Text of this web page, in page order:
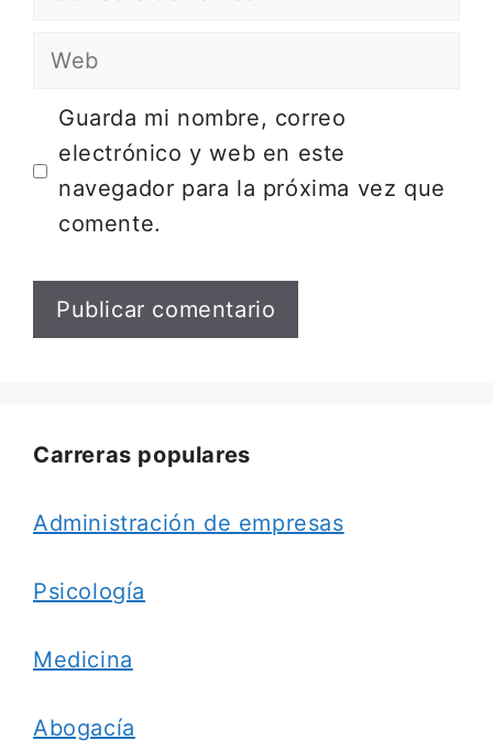
Web
Guarda mi nombre, correo
electrónico y web en este
navegador para la próxima vez que
comente.
Carreras populares
Administración de empresas
Psicología
Medicina
Abogacía